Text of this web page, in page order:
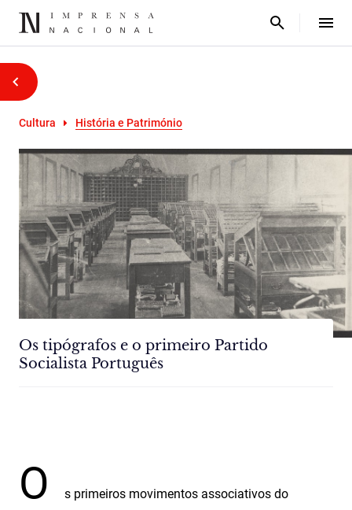
Cultura História e Património
Os tipógrafos e o primeiro Partido
Socialista Português
O s primeiros movimentos associativos do